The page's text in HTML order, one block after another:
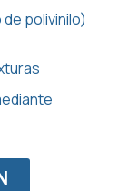
polivinilo)